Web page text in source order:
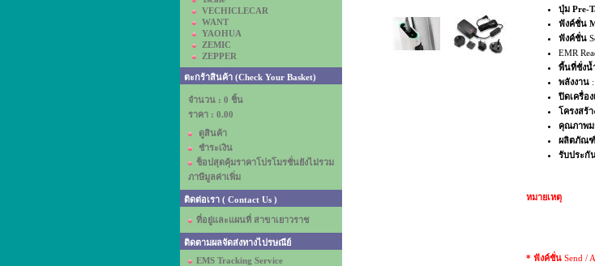
VECHICLECAR
WANT
YAOHUA
ZEMIC
ZEPPER
ตะกร้าสินค้า (Check Your Basket)
จำนวน : 0 ชิ้น
ราคา : 0.00
ดูสินค้า
ชำระเงิน
ช็อปสุดคุ้มราคาโปรโมรชั่นยังไม่รวม
ภาษีมูลค่าเพิ่ม
ติดต่อเรา ( Contact Us )
ที่อยู่และแผนที่ สาขาเยาวราช
ติดตามผลจัดส่งทางไปรษณีย์
EMS Tracking Service
ปุ่ม Pre-
ฟังค์ชั่น
ฟังค์ชั่น
EMR
พื้นที่ชั่งน้
พลังงาน
ปิดเครื่อ
โครงสร้
คุณภาพม
ผลิตภัณ
รับประกั
หมายเหตุ
* ฟังค์ชั่น Send /